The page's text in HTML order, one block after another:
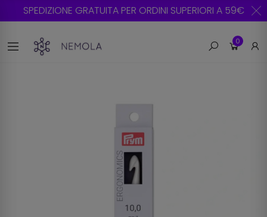
SPEDIZIONE GRATUITA PER ORDINI SUPERIORI A 59€
0